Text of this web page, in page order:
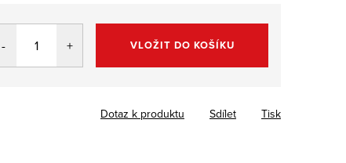
VLOŽIT DO KOŠÍKU
Tisk
Dotaz k produktu Sdílet